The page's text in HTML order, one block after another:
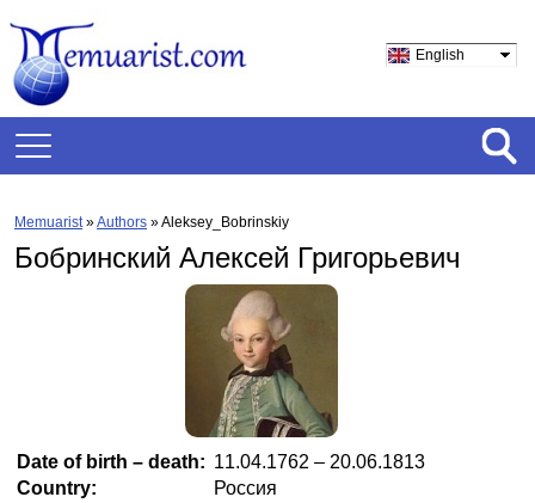
English
Memuarist»Authors » Aleksey_Bobrinskiy
Бобринский Алексей Григорьевич
Date of birth – death: 11.04.1762 – 20.06.1813
Country:
Россия